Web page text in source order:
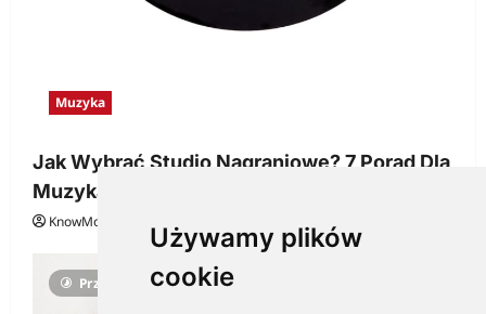
Używamy plików
cookie
Muzyka
Jak Wybrać Studio Nagraniowe? 7 Porad Dla
Muzyka
KnowMore.pl
Przeczytano 3 minut